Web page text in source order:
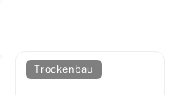
Trockenbau